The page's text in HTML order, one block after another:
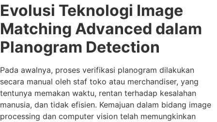
Evolusi Teknologi Image
Matching Advanced dalam
Planogram Detection
Pada awalnya, proses verifikasi planogram dilakukan
secara manual oleh staf toko atau merchandiser, yang
tentunya memakan waktu, rentan terhadap kesalahan
manusia, dan tidak efisien. Kemajuan dalam bidang image
processing dan computer vision telah memungkinkan